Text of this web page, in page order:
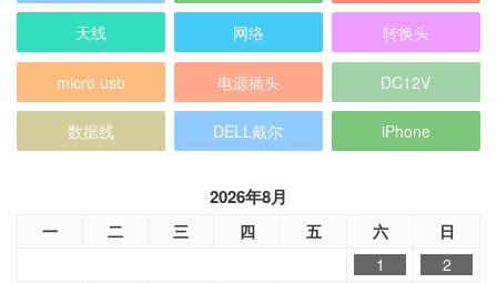
天线 网络 转换头
micro usb 电源插头 DC12V
数据线 DELL戴尔 iPhone
2026年8月
一 二 三 四 五 六 日
1
2